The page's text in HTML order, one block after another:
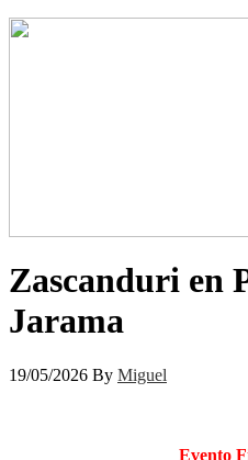
Zascanduri en
Jarama
19/05/2026 By Miguel
Evento